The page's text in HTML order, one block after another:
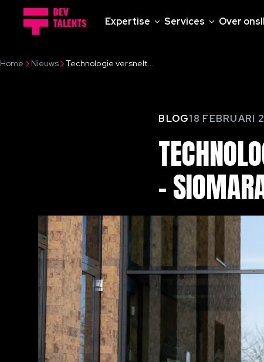
Expertise Services Over ons
Home Nieuws Technologie versnelt...
–
BLOG18 FEBRUARI